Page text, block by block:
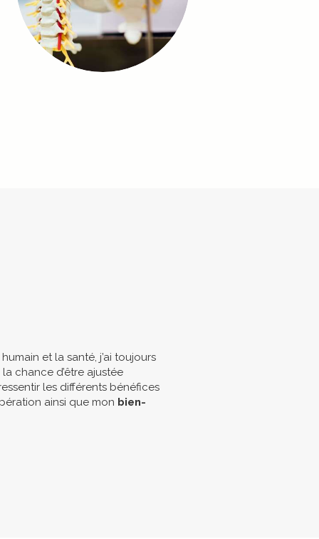
et la santé, j’ai toujours
la chance d’être ajustée
les différents bénéfices
ainsi que mon bien-